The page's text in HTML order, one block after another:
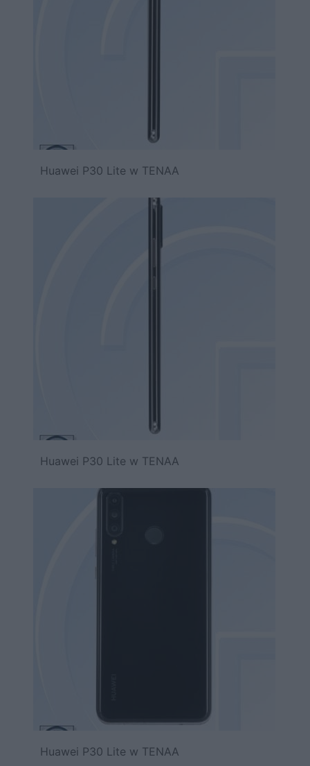
Huawei P30 Lite w TENAA
Huawei P30 Lite w TENAA
Huawei P30 Lite w TENAA